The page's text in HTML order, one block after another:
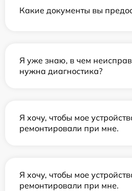
Какие документы вы
Я уже знаю, в чем
нужна диагностика?
Я хочу, чтобы мое
ремонтировали при мне.
Я хочу, чтобы мое
ремонтировали при мне.